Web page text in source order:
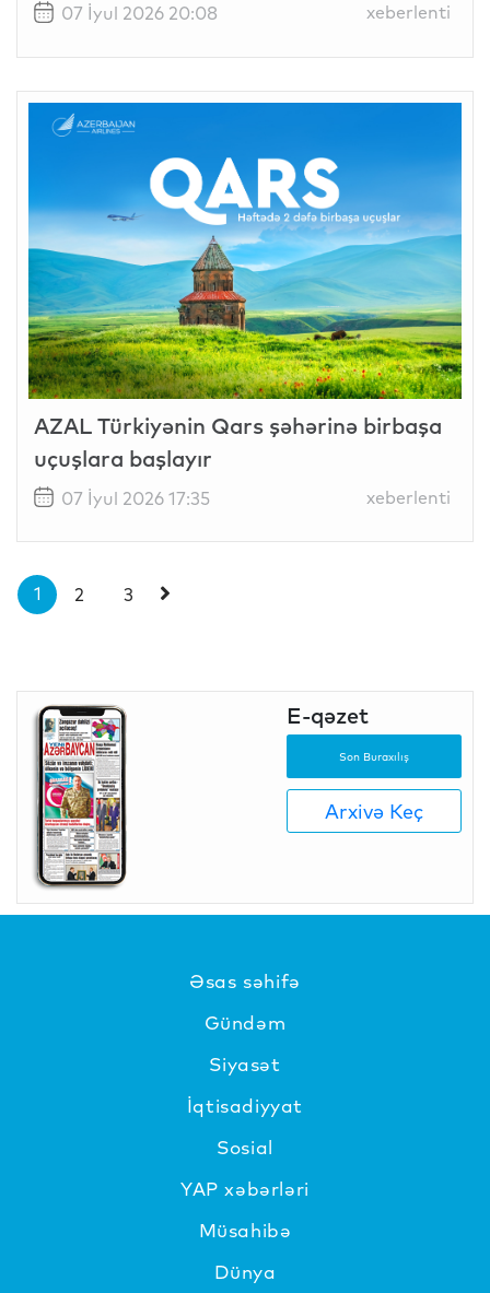
07 İyul 2026 20:08 xeberlenti
AZAL Türkiyənin Qars şəhərinə birbaşa
uçuşlara başlayır
07 İyul 2026 17:35 xeberlenti
1 2 3
E-qəzet
Son Buraxılış
Arxivə Keç
Əsas səhifə
Gündəm
Siyasət
İqtisadiyyat
Sosial
YAP xəbərləri
Müsahibə
Dünya